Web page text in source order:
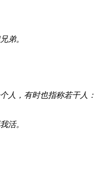
弟。
人，有时也指称若干人：
活。